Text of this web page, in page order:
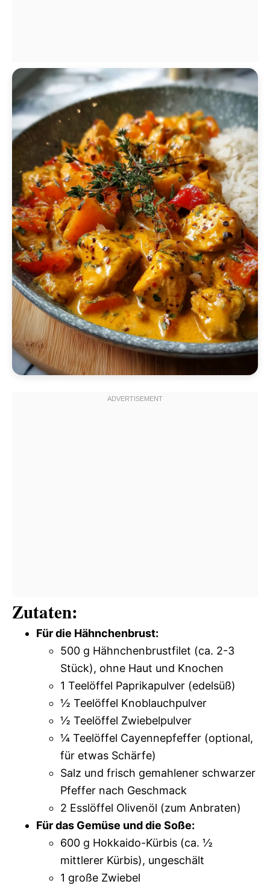
Zutaten:
Für die Hähnchenbrust:
500 g Hähnchenbrustfilet (ca. 2-3
Stück), ohne Haut und Knochen
1 Teelöffel Paprikapulver (edelsüß)
½ Teelöffel Knoblauchpulver
½ Teelöffel Zwiebelpulver
¼ Teelöffel Cayennepfeffer (optional,
für etwas Schärfe)
Salz und frisch gemahlener schwarzer
Pfeffer nach Geschmack
2 Esslöffel Olivenöl (zum Anbraten)
Für das Gemüse und die Soße:
600 g Hokkaido-Kürbis (ca. ½
mittlerer Kürbis), ungeschält
1 große Zwiebel